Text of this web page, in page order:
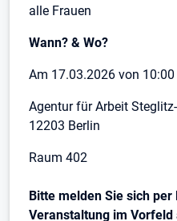
alle Frauen
Wann? & Wo?
Am 17.03.2026 von 10:00
Agentur für Arbeit
12203 Berlin
Raum 402
Bitte melden Sie sich
Veranstaltung im Vorfeld